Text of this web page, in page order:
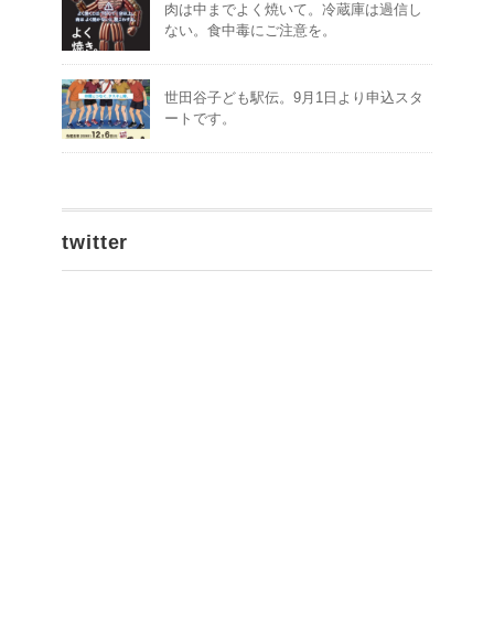
肉は中までよく焼いて。冷蔵庫は過信し
ない。食中毒にご注意を。
世田谷子ども駅伝。9月1日より申込スタ
ートです。
twitter